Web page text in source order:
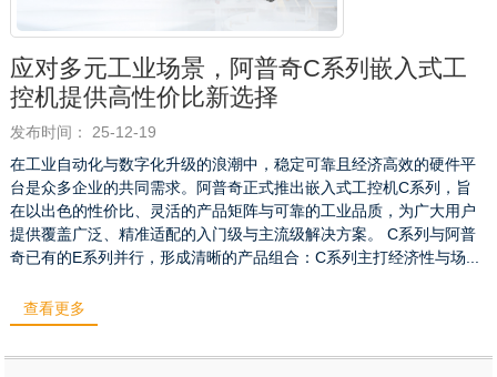
应对多元工业场景，阿普奇C系列嵌入式工
控机提供高性价比新选择
发布时间： 25-12-19
在工业自动化与数字化升级的浪潮中，稳定可靠且经济高效的硬件平
台是众多企业的共同需求。阿普奇正式推出嵌入式工控机C系列，旨
在以出色的性价比、灵活的产品矩阵与可靠的工业品质，为广大用户
提供覆盖广泛、精准适配的入门级与主流级解决方案。 C系列与阿普
奇已有的E系列并行，形成清晰的产品组合：C系列主打经济性与场...
查看更多